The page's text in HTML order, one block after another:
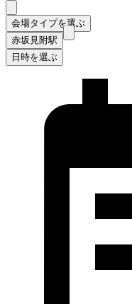
会場タイプを選ぶ
赤坂見附駅
日時を選ぶ